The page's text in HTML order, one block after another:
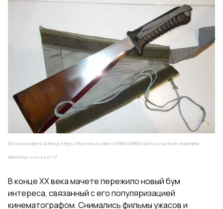
Источник фото:&nbsp;https://festima.ru/docs/368009892/allrussia/nozh-machete-
letchikov-vvs-sssr-rf
В конце XX века мачете пережило новый бум
интереса, связанный с его популяризацией
кинематографом. Снимались фильмы ужасов и